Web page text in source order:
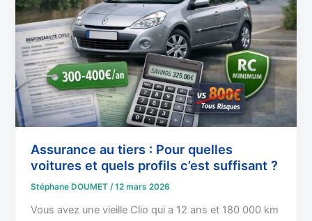
Assurance au tiers : Pour quelles
voitures et quels profils c’est suffisant ?
Stéphane DOUMET/12 mars 2026
Vous avez une vieille Clio qui a 12 ans et 180 000 km
Pour
quelles
voitures
et
quels
profils
c’est
suffisant
?